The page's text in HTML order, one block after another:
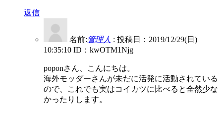
返信
名前:管理人 : 投稿日：2019/12/29(日)
10:35:10 ID：kwOTM1Njg
poponさん、こんにちは。
海外モッダーさんが未だに活発に活動されている
ので、これでも実はコイカツに比べると全然少な
かったりします。